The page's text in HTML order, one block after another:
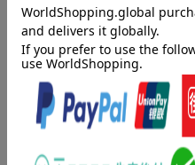
舞台は小学校。5年1組にかわ
さんが転校してきた。自分のこ
て、“ある疑惑”が持ち上がる
ウさんが「この問題が解けたら
きた。
それは一見ふつうの算数問題。
てみせる。ところが問題には実
まんまと裏をかかれてしまう！
内容紹介（JPROより）
『＃真相をお話しします』など
の作家・結城真一郎の初の児童